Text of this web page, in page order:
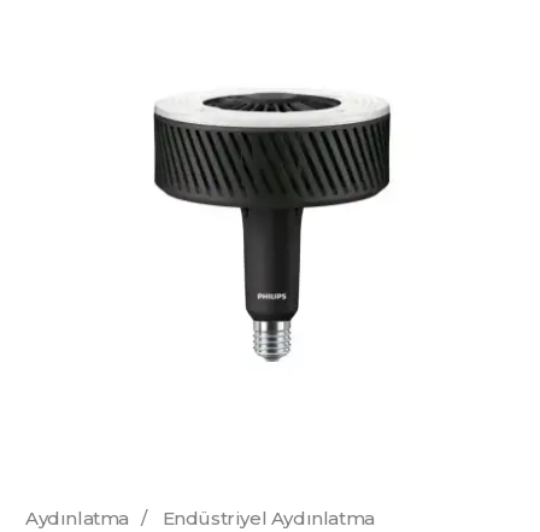
Aydınlatma /
Endüstriyel Aydınlatma